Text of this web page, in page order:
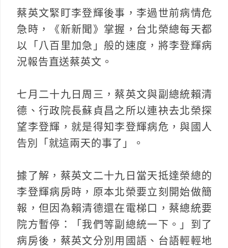
蔡英文緊盯李登輝後事，李過世前病情危
急時，《新新聞》掌握，台北榮總每天都
以「八百里加急」般的速度，將李登輝病
況報告直送蔡英文。
七月二十九日周三，蔡英文與副總統賴清
德、行政院長蘇貞昌之所以連袂去北榮探
望李登輝，就是得知李登輝病危，與國人
告別「就這兩天的事了」。
據了解，蔡英文二十九日當天抵達榮總的
李登輝病房時，原本北榮要立刻開始做簡
報，但因為賴清德還在電梯口，蔡總統要
院方暫停：「我們等副總統一下。」到了
病房後，蔡英文分別用國語、台語輕輕地